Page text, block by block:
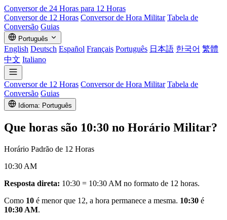
Conversor de 24 Horas para 12 Horas
Conversor de 12 Horas Conversor de Hora Militar Tabela de
Conversão Guias
Português
English Deutsch Español Français Português 日本語 한국어 繁體
中文 Italiano
Conversor de 12 Horas Conversor de Hora Militar Tabela de
Conversão Guias
Idioma: Português
Que horas são 10:30 no Horário Militar?
Horário Padrão de 12 Horas
10:30 AM
Resposta direta: 10:30 = 10:30 AM no formato de 12 horas.
Como 10 é menor que 12, a hora permanece a mesma. 10:30 é
10:30 AM.